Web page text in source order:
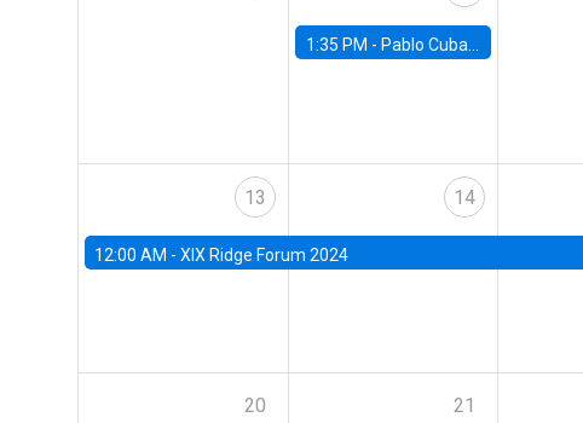
1:35 PM - Pablo Cuba, FED Board
13
12:00 AM - XIX Ridge Forum 2024
14
20 21